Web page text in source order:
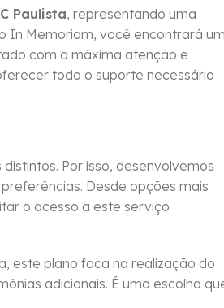
Paulista, representando uma
In Memoriam, você encontrará
com a máxima atenção e
todo o suporte necessário
Por isso, desenvolvemos
Desde opções mais
o acesso a este serviço
este plano foca na realização do
adicionais. É uma escolha